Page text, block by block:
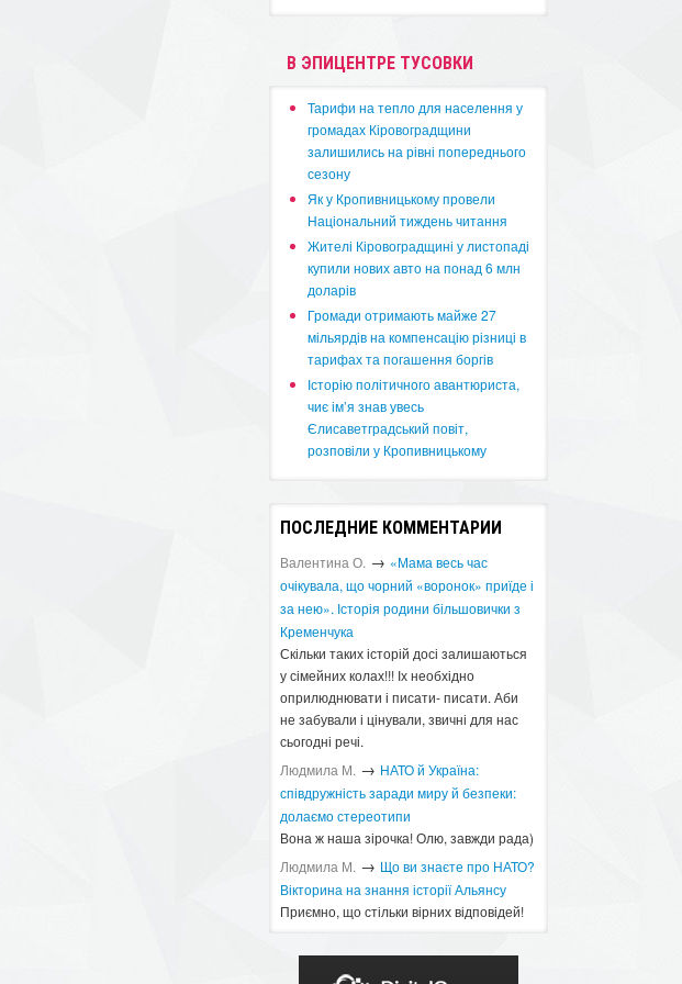
В ЭПИЦЕНТРЕ ТУСОВКИ
​Тарифи на тепло для населення у
громадах Кіровоградщини
залишились на рівні попереднього
сезону
​Як у Кропивницькому провели
Національний тиждень читання
​Жителі Кіровоградщині у листопаді
купили нових авто на понад 6 млн
доларів
​Громади отримають майже 27
мільярдів на компенсацію різниці в
тарифах та погашення боргів
Історію політичного авантюриста,
чиє ім’я знав увесь
Єлисаветградський повіт,
розповіли у Кропивницькому
ПОСЛЕДНИЕ КОММЕНТАРИИ
Валентина О. → «Мама весь час
очікувала, що чорний «воронок» приїде і
за нею». Історія родини більшовички з
Кременчука
Скільки таких історій досі залишаються
у сімейних колах!!! Іх необхідно
оприлюднювати і писати- писати. Аби
не забували і цінували, звичні для нас
сьогодні речі.
Людмила М. → ​НАТО й Україна:
співдружність заради миру й безпеки:
долаємо стереотипи
Вона ж наша зірочка! Олю, завжди рада)
Людмила М. → Що ви знаєте про НАТО?
Вікторина на знання історії Альянсу ​
Приємно, що стільки вірних відповідей!